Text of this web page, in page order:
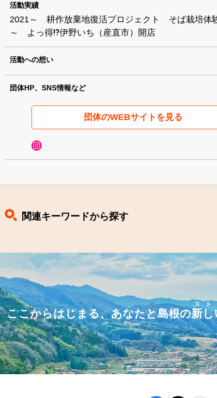
活動実績
2021～ 耕作放棄地復活プロジェクト そば栽培体
～ よっ得⁉伊野いち（産直市）開店
活動への想い
団体HP、SNS情報など
団体のWEBサイトを見る
関連キーワードから探す
ここからはじまる、あなたと島根の新し
スト